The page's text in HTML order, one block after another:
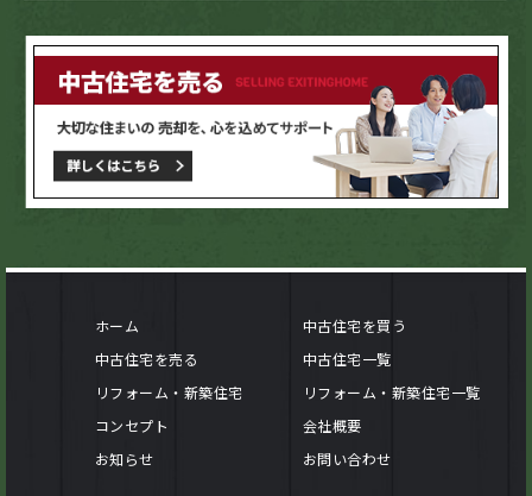
ホーム
中古住宅を買う
中古住宅を売る
中古住宅一覧
リフォーム・新築住宅
リフォーム・新築住宅一覧
コンセプト
会社概要
お知らせ
お問い合わせ